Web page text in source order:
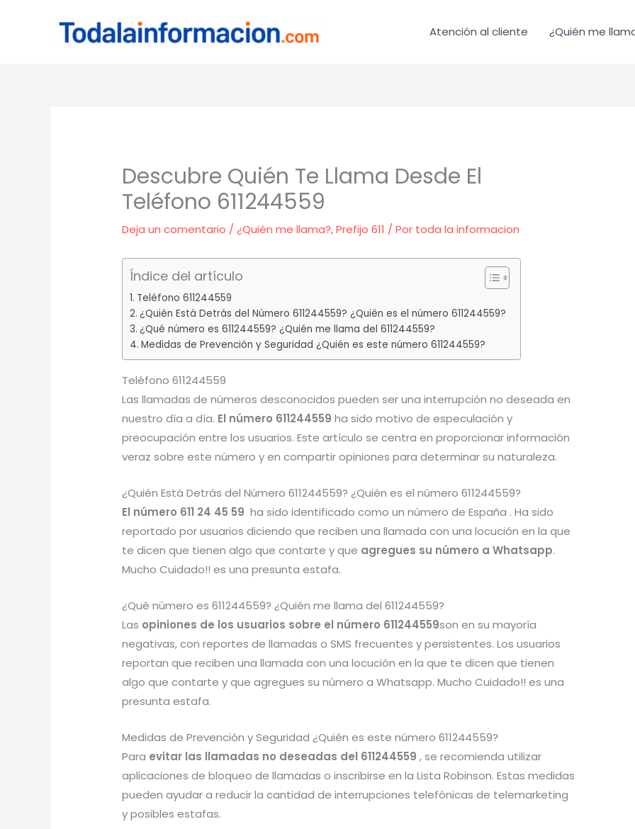
Atención al cliente ¿Quién me
Descubre Quién Te Llama Desde El
Teléfono 611244559
Deja un comentario /¿Quién me llama?,Prefijo 611 / Por toda la informacion
Índice del artículo
Teléfono 611244559
¿Quién Está Detrás del Número 611244559? ¿Quién es el número 611244559?
¿Qué número es 611244559? ¿Quién me llama del 611244559?
Medidas de Prevención y Seguridad ¿Quién es este número 611244559?
Teléfono 611244559
Las llamadas de números desconocidos pueden ser una interrupción no deseada en
nuestro día a día. El número 611244559ha sido motivo de especulación y
preocupación entre los usuarios. Este artículo se centra en proporcionar información
veraz sobre este número y en compartir opiniones para determinar su naturaleza.
¿Quién Está Detrás del Número 611244559? ¿Quién es el número 611244559?
El número 611 24 45 59 ha sido identificado como un número de España . Ha sido
reportado por usuarios diciendo que reciben una llamada con una locución en la que
te dicen que tienen algo que contarte y que agregues su número a Whatsapp.
Mucho Cuidado!! es una presunta estafa.
¿Qué número es 611244559? ¿Quién me llama del 611244559?
Las opiniones de los usuarios sobre el número 611244559son en su mayoría
negativas, con reportes de llamadas o SMS frecuentes y persistentes. Los usuarios
reportan que reciben una llamada con una locución en la que te dicen que tienen
algo que contarte y que agregues su número a Whatsapp. Mucho Cuidado!! es una
presunta estafa.
Medidas de Prevención y Seguridad ¿Quién es este número 611244559?
Para evitar las llamadas no deseadas del 611244559, se recomienda utilizar
aplicaciones de bloqueo de llamadas o inscribirse en la Lista Robinson. Estas medidas
pueden ayudar a reducir la cantidad de interrupciones telefónicas de telemarketing
y posibles estafas.